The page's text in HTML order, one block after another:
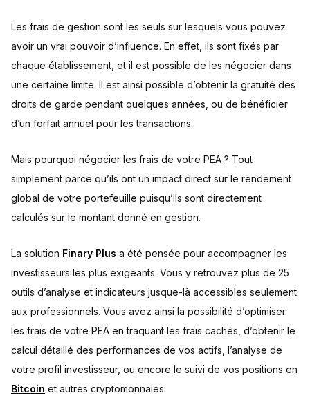
Les frais de gestion sont les seuls sur lesquels vous pouvez
avoir un vrai pouvoir d’influence. En effet, ils sont fixés par
chaque établissement, et il est possible de les négocier dans
une certaine limite. Il est ainsi possible d’obtenir la gratuité des
droits de garde pendant quelques années, ou de bénéficier
d’un forfait annuel pour les transactions.
Mais pourquoi négocier les frais de votre PEA ? Tout
simplement parce qu’ils ont un impact direct sur le rendement
global de votre portefeuille puisqu’ils sont directement
calculés sur le montant donné en gestion.
La solution Finary Plus a été pensée pour accompagner les
investisseurs les plus exigeants. Vous y retrouvez plus de 25
outils d’analyse et indicateurs jusque-là accessibles seulement
aux professionnels. Vous avez ainsi la possibilité d’optimiser
les frais de votre PEA en traquant les frais cachés, d’obtenir le
calcul détaillé des performances de vos actifs, l’analyse de
votre profil investisseur, ou encore le suivi de vos positions en
Bitcoin et autres cryptomonnaies.